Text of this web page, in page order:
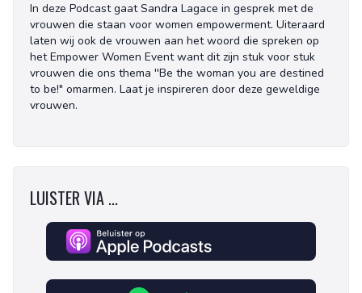
In deze Podcast gaat Sandra Lagace in gesprek met de
vrouwen die staan voor women empowerment. Uiteraard
laten wij ook de vrouwen aan het woord die spreken op
het Empower Women Event want dit zijn stuk voor stuk
vrouwen die ons thema ''Be the woman you are destined
to be!" omarmen. Laat je inspireren door deze geweldige
vrouwen.
LUISTER VIA ...